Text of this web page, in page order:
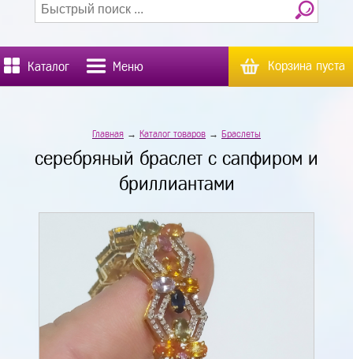
Каталог Меню Корзина пуста
Главная → Каталог товаров → Браслеты
серебряный браслет с сапфиром и
бриллиантами